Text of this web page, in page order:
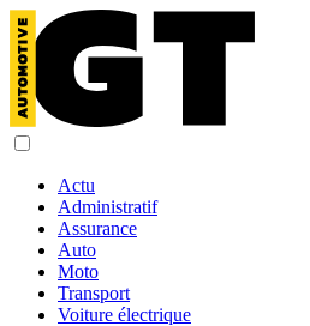
Actu
Administratif
Assurance
Auto
Moto
Transport
Voiture électrique